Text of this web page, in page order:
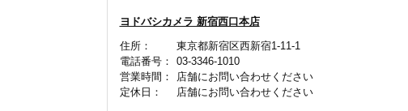
ヨドバシカメラ 新宿西口本店
住所：
東京都新宿区西新宿1-11-1
電話番号：
03-3346-1010
営業時間：
店舗にお問い合わせください
定休日：
店舗にお問い合わせください